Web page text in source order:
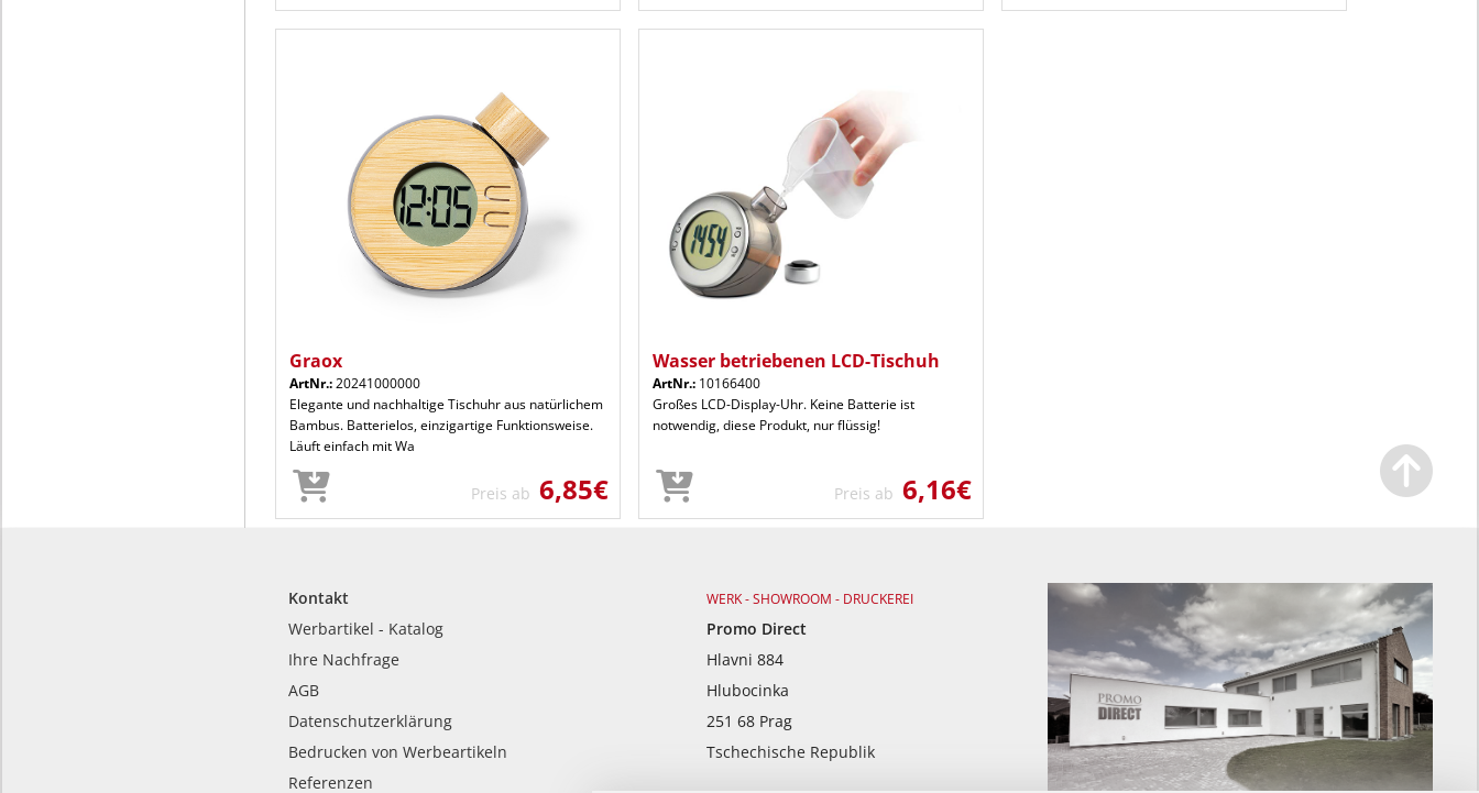
Graox
ArtNr.:20241000000
Elegante und nachhaltige Tischuhr aus natürlichem
Bambus. Batterielos, einzigartige Funktionsweise.
Läuft einfach mit Wa
Preis ab 6,85€
Wasser betriebenen LCD-Tischuh
ArtNr.: 10166400
Großes LCD-Display-Uhr. Keine Batterie ist
notwendig, diese Produkt, nur flüssig!
Preis ab 6,16€
Kontakt
Werbartikel - Katalog
Ihre Nachfrage
AGB
Datenschutzerklärung
Bedrucken von Werbeartikeln
Referenzen
WERK - SHOWROOM - DRUCKEREI
Promo Direct
Hlavni 884
Hlubocinka
251 68 Prag
Tschechische Republik